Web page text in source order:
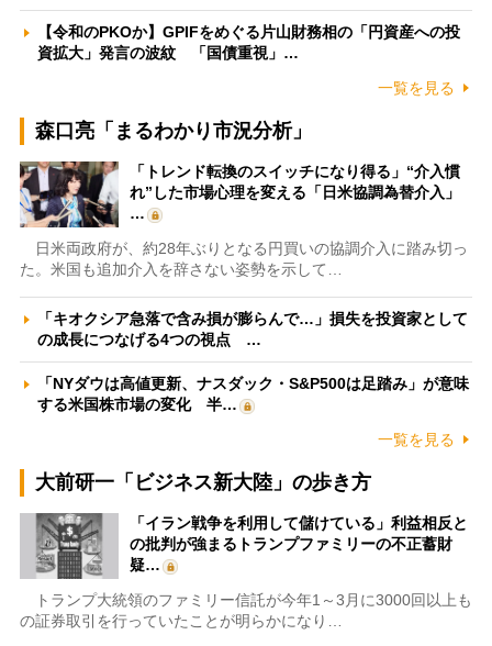
【令和のPKOか】GPIFをめぐる片山財務相の「円資産への投
資拡大」発言の波紋 「国債重視」…
一覧を見る
森口亮「まるわかり市況分析」
「トレンド転換のスイッチになり得る」“介入慣
れ”した市場心理を変える「日米協調為替介入」
…
日米両政府が、約28年ぶりとなる円買いの協調介入に踏み切っ
た。米国も追加介入を辞さない姿勢を示して…
「キオクシア急落で含み損が膨らんで…」損失を投資家として
の成長につなげる4つの視点 …
「NYダウは高値更新、ナスダック・S&P500は足踏み」が意味
する米国株市場の変化 半…
一覧を見る
大前研一「ビジネス新大陸」の歩き方
「イラン戦争を利用して儲けている」利益相反と
の批判が強まるトランプファミリーの不正蓄財
疑…
トランプ大統領のファミリー信託が今年1～3月に3000回以上も
の証券取引を行っていたことが明らかになり…